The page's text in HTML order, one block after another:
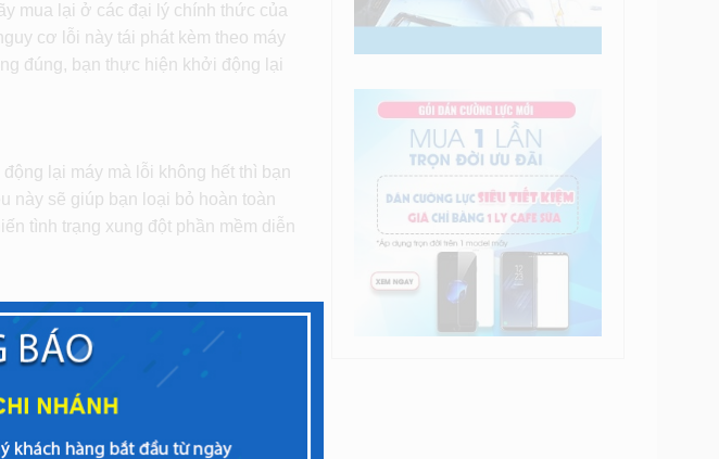
mua lại ở các đại lý chính thức của
cơ lỗi này tái phát kèm theo máy
đúng, bạn thực hiện khởi động lại
lại máy mà lỗi không hết thì bạn
này sẽ giúp bạn loại bỏ hoàn toàn
tình trạng xung đột phần mềm diễn